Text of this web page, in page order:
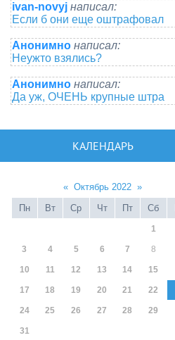
ivan-novyj написал:
Если б они еще оштрафовал
Анонимно написал:
Неужто взялись?
Анонимно написал:
Да уж, ОЧЕНЬ крупные штра
КАЛЕНДАРЬ
« Октябрь 2022 »
Пн
Вт Ср Чт Пт Сб
1
3 4 5 6 7 8
10 11 12 13 14 15
17 18 19 20 21 22
24 25 26 27 28 29
31